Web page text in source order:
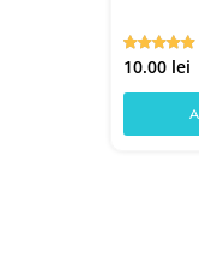
10.00 lei